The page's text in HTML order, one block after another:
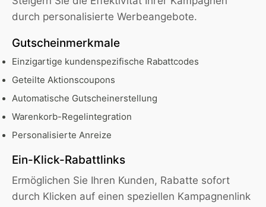
durch personalisierte Werbeangebote.
Gutscheinmerkmale
Einzigartige kundenspezifische Rabattcodes
Geteilte Aktionscoupons
Automatische Gutscheinerstellung
Warenkorb-Regelintegration
Personalisierte Anreize
Ein-Klick-Rabattlinks
Ermöglichen Sie Ihren Kunden, Rabatte sofort
durch Klicken auf einen speziellen Kampagnenlink